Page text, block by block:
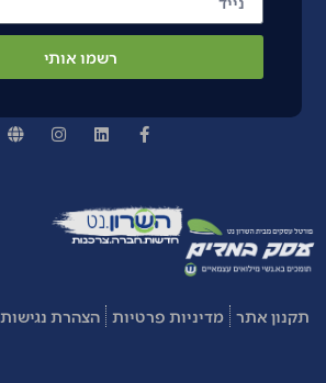
רשמו אותי
תקנון אתר מדיניות פרטיות הצהרת נגישות